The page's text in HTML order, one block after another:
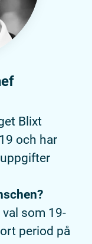
Blixt
och har
som 19-
period på